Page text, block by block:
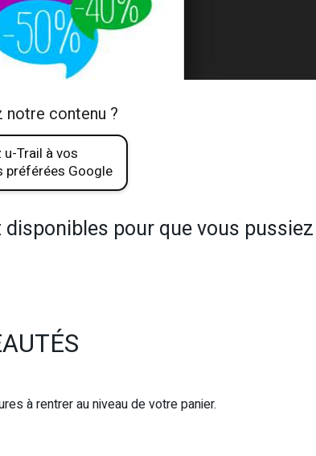
notre contenu ?
Trail à vos
préférées Google
pour que vous pussiez
à rentrer au niveau de votre panier.